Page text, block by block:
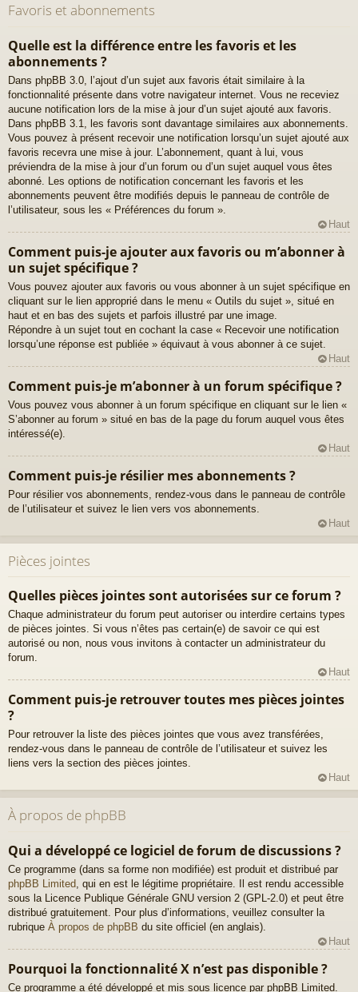
Favoris et abonnements
Quelle est la différence entre les favoris et les
abonnements ?
Dans phpBB 3.0, l’ajout d’un sujet aux favoris était similaire à la
fonctionnalité présente dans votre navigateur internet. Vous ne receviez
aucune notification lors de la mise à jour d’un sujet ajouté aux favoris.
Dans phpBB 3.1, les favoris sont davantage similaires aux abonnements.
Vous pouvez à présent recevoir une notification lorsqu’un sujet ajouté aux
favoris recevra une mise à jour. L’abonnement, quant à lui, vous
préviendra de la mise à jour d’un forum ou d’un sujet auquel vous êtes
abonné. Les options de notification concernant les favoris et les
abonnements peuvent être modifiés depuis le panneau de contrôle de
l’utilisateur, sous les « Préférences du forum ».
Haut
Comment puis-je ajouter aux favoris ou m’abonner à
un sujet spécifique ?
Vous pouvez ajouter aux favoris ou vous abonner à un sujet spécifique en
cliquant sur le lien approprié dans le menu « Outils du sujet », situé en
haut et en bas des sujets et parfois illustré par une image.
Répondre à un sujet tout en cochant la case « Recevoir une notification
lorsqu’une réponse est publiée » équivaut à vous abonner à ce sujet.
Haut
Comment puis-je m’abonner à un forum spécifique ?
Vous pouvez vous abonner à un forum spécifique en cliquant sur le lien «
S’abonner au forum » situé en bas de la page du forum auquel vous êtes
intéressé(e).
Haut
Comment puis-je résilier mes abonnements ?
Pour résilier vos abonnements, rendez-vous dans le panneau de contrôle
de l’utilisateur et suivez le lien vers vos abonnements.
Haut
Pièces jointes
Quelles pièces jointes sont autorisées sur ce forum ?
Chaque administrateur du forum peut autoriser ou interdire certains types
de pièces jointes. Si vous n’êtes pas certain(e) de savoir ce qui est
autorisé ou non, nous vous invitons à contacter un administrateur du
forum.
Haut
Comment puis-je retrouver toutes mes pièces jointes
?
Pour retrouver la liste des pièces jointes que vous avez transférées,
rendez-vous dans le panneau de contrôle de l’utilisateur et suivez les
liens vers la section des pièces jointes.
Haut
À propos de phpBB
Qui a développé ce logiciel de forum de discussions ?
Ce programme (dans sa forme non modifiée) est produit et distribué par
phpBB Limited , qui en est le légitime propriétaire. Il est rendu accessible
sous la Licence Publique Générale GNU version 2 (GPL-2.0) et peut être
distribué gratuitement. Pour plus d’informations, veuillez consulter la
rubrique À propos de phpBB du site officiel (en anglais).
Haut
Pourquoi la fonctionnalité X n’est pas disponible ?
Ce programme a été développé et mis sous licence par phpBB Limited.